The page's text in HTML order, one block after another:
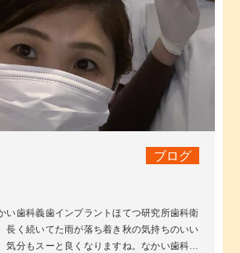
ブログ
い歯科義歯インプラントほてつ研究所歯科衛
く続いてた雨が落ち着き秋の気持ちのいい
分もスーと良くなりますね。なかい歯科の